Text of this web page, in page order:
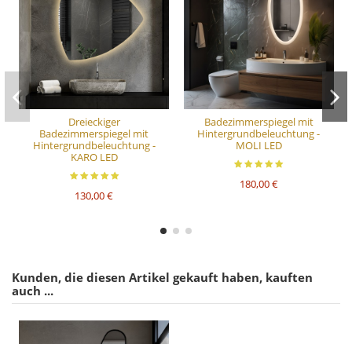
Dreieckiger
Badezimmerspiegel mit
Hintergrundbeleuchtung -
KARO LED
130,00 €
Badezimmerspiegel mit
Hintergrundbeleuchtung -
MOLI LED
180,00 €
Kunden, die diesen Artikel gekauft haben, kauften
auch ...